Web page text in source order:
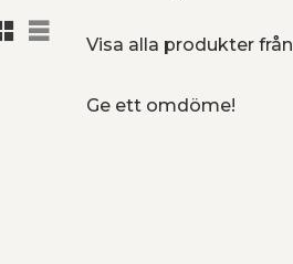
Rutnätsvy
Listvy
Visa alla produkter
Ge ett omdöme!